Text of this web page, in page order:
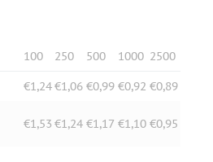
100 250 500 1000 2500
€1,24€1,06 €0,99 €0,92 €0,89
€1,53 €1,24 €1,17 €1,10 €0,95